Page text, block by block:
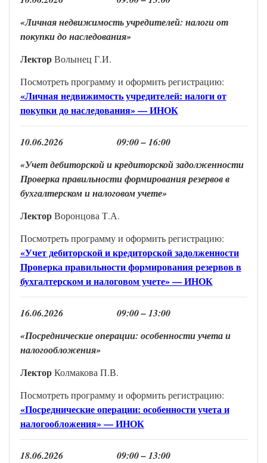
«Личная недвижимость учредителей: налоги от
покупки до наследования»
ЛекторВолынец Г.И.
Посмотреть программу и оформить регистрацию:
«Личная недвижимость учредителей: налоги от
покупки до наследования» — ИНОК
10.06.2026 09:00 –16:00
«Учет дебиторской и кредиторской задолженности
Проверка правильности формирования резервов в
бухгалтерском и налоговом учете»
ЛекторВоронцова Т.А.
Посмотреть программу и оформить регистрацию:
«Учет дебиторской и кредиторской задолженности
Проверка правильности формирования резервов в
бухгалтерском и налоговом учете» — ИНОК
16.06.2026 09:00 –13:00
«Посреднические операции: особенности учета и
налогообложения»
ЛекторКолмакова П.В.
Посмотреть программу и оформить регистрацию:
«Посреднические операции: особенности учета и
налогообложения» — ИНОК
18.06.2026 09:00 –13:00